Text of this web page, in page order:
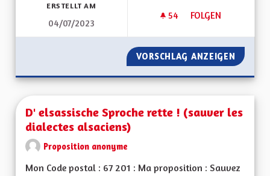
ERSTELLT AM
04/07/2023
54 54 FOLLOWER
FOLGEN
LA GESTION DES
VORSCHLAG ANZEIGEN LA
D' elsassische Sproche rette ! (sauver les
dialectes alsaciens)
Proposition anonyme
Mon Code postal : 67 201 : Ma proposition : Sauvez